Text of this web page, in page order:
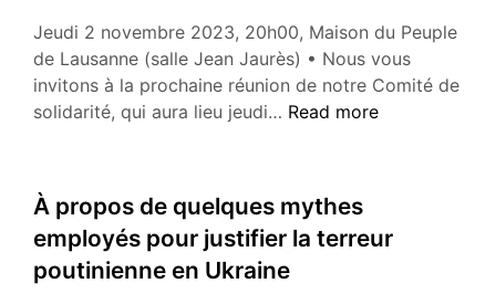
Jeudi 2 novembre 2023, 20h00, Maison du Peuple
de Lausanne (salle Jean Jaurès) • Nous vous
invitons à la prochaine réunion de notre Comité de
solidarité, qui aura lieu jeudi… 2
du
comité
de
Read more
À propos de quelques mythes
employés pour justifier la terreur
poutinienne en Ukraine